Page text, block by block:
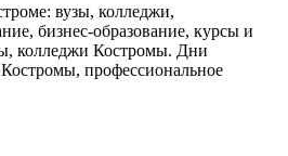
вузы, колледжи,
бизнес-образование, курсы и
колледжи Костромы. Дни
профессиональное